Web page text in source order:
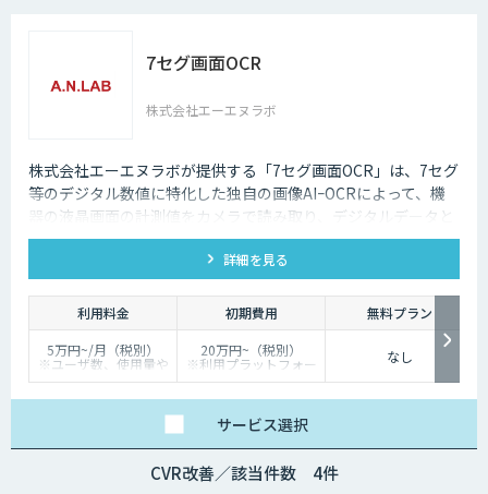
7セグ画面OCR
株式会社エーエヌラボ
株式会社エーエヌラボが提供する「7セグ画面OCR」は、7セグ
等のデジタル数値に特化した独自の画像AIｰOCRによって、機
器の液晶画面の計測値をカメラで読み取り、デジタルデータと
して記録するサービスです
詳細を見る
利用料金 初期費用
無料プラン
5万円~/月（税別）
※ユーザ数、使用量や
カスタマイズ要望に応
20万円~（税別）
※利用プラットフォー
ムや必要なチューニン
なし
サービス選択
CVR改善／該当件数 4件